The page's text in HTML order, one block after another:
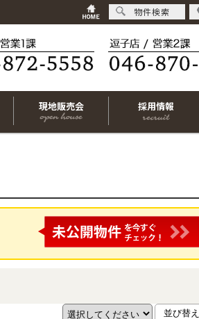
現地販売会 採用情報
物件検索